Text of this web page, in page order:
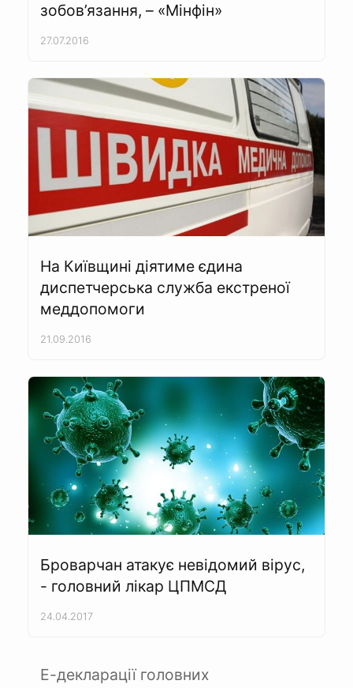
зобов’язання, – «Мінфін»
27.07.2016
На Київщині діятиме єдина
диспетчерська служба екстреної
меддопомоги
21.09.2016
Броварчан атакує невідомий вірус,
- головний лікар ЦПМСД
24.04.2017
Е-декларації головних